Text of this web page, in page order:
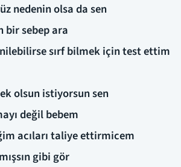
nedenin olsa da sen
sebep ara
sırf bilmek için test ettim
olsun istiyorsun sen
değil bebem
acıları taliye ettirmicem
gibi gör